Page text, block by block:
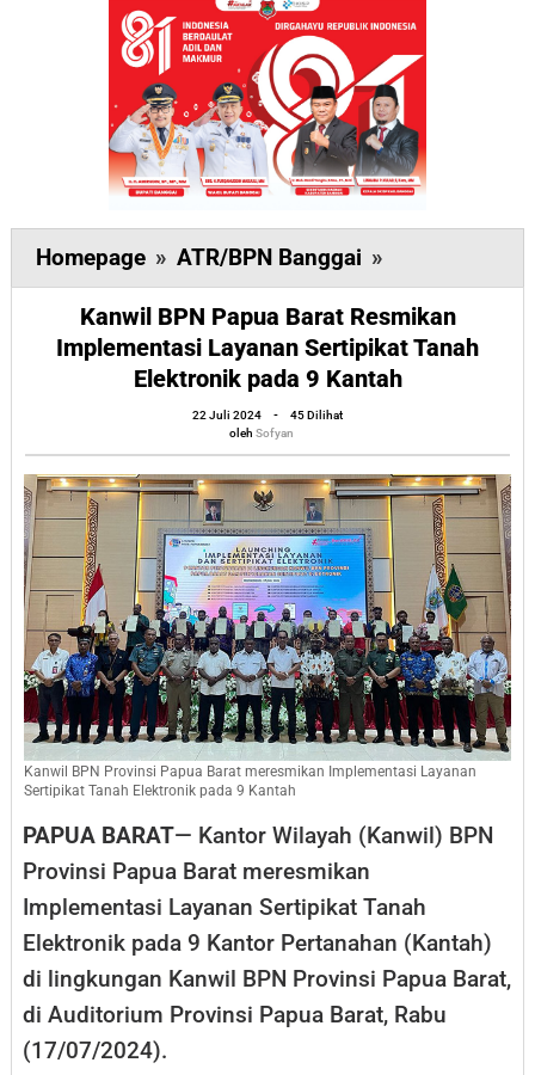
Homepage » ATR/BPN Banggai »
BPN
Papua
Barat
Resmikan
Layanan
Sertipikat
Tanah
Elektronik
pada
9
Kantah
Kanwil BPN Papua Barat Resmikan
Implementasi Layanan Sertipikat Tanah
Elektronik pada 9 Kantah
22 Juli 2024
oleh
Sofyan
-
45 Dilihat
oleh Sofyan
Kanwil BPN Provinsi Papua Barat meresmikan Implementasi Layanan
Sertipikat Tanah Elektronik pada 9 Kantah
PAPUA BARAT— Kantor Wilayah (Kanwil) BPN
Provinsi Papua Barat meresmikan
Implementasi Layanan Sertipikat Tanah
Elektronik pada 9 Kantor Pertanahan (Kantah)
di lingkungan Kanwil BPN Provinsi Papua Barat,
di Auditorium Provinsi Papua Barat, Rabu
(17/07/2024).